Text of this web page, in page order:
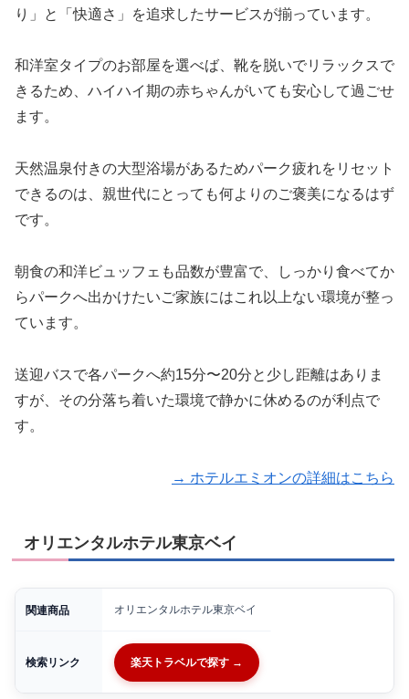
り」と「快適さ」を追求したサービスが揃っています。
和洋室タイプのお部屋を選べば、靴を脱いでリラックスで
きるため、ハイハイ期の赤ちゃんがいても安心して過ごせ
ます。
天然温泉付きの大型浴場があるためパーク疲れをリセット
できるのは、親世代にとっても何よりのご褒美になるはず
です。
朝食の和洋ビュッフェも品数が豊富で、しっかり食べてか
らパークへ出かけたいご家族にはこれ以上ない環境が整っ
ています。
送迎バスで各パークへ約15分〜20分と少し距離はありま
すが、その分落ち着いた環境で静かに休めるのが利点で
す。
→ ホテルエミオンの詳細はこちら
オリエンタルホテル東京ベイ
関連商品 オリエンタルホテル東京ベイ
検索リンク 楽天トラベルで探す →